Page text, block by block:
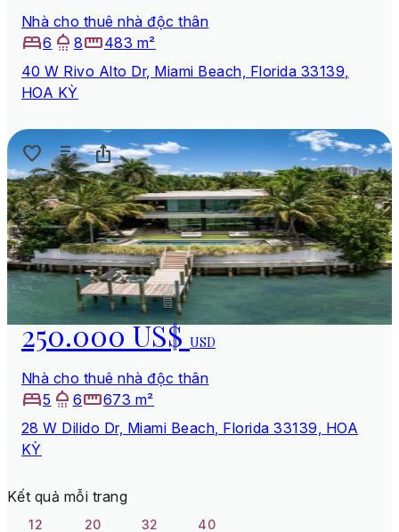
Nhà cho thuê nhà độc thân
6
8
483 m²
40 W Rivo Alto Dr, Miami Beach, Florida 33139,
HOA KỲ
250.000 US$USD
Nhà cho thuê nhà độc thân
5
6
673 m²
28 W Dilido Dr, Miami Beach, Florida 33139, HOA
KỲ
Kết quả mỗi trang
12 20 32 40